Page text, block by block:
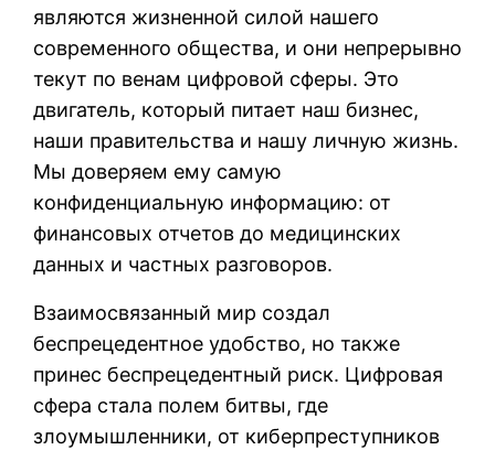
являются жизненной силой нашего
современного общества, и они непрерывно
текут по венам цифровой сферы. Это
двигатель, который питает наш бизнес,
наши правительства и нашу личную жизнь.
Мы доверяем ему самую
конфиденциальную информацию: от
финансовых отчетов до медицинских
данных и частных разговоров.
Взаимосвязанный мир создал
беспрецедентное удобство, но также
принес беспрецедентный риск. Цифровая
сфера стала полем битвы, где
злоумышленники, от киберпреступников